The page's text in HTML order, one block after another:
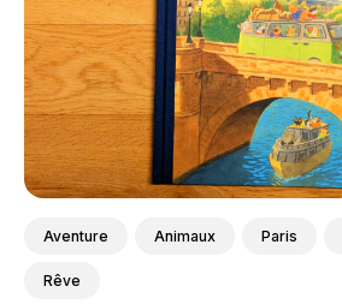
Aventure Animaux Paris
Rêve